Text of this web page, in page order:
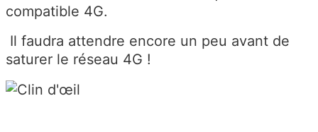
compatible 4G.
Il faudra attendre encore un peu avant de
saturer le réseau 4G !